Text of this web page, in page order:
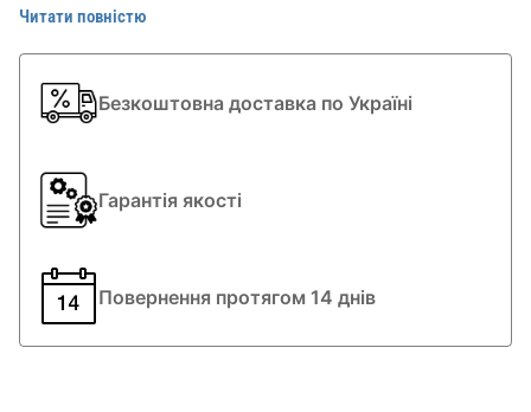
Фірма ELEFANTEN (Елефант) виробляє виключно дитяче взуття.
створює жодних незручностей.
Читати повністю
Безкоштовна доставка по Україні
Гарантія якості
Повернення протягом 14 днів